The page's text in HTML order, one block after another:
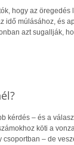
hogy az
idő múlásához, és
azt sugallják,
kérdés – és a
köti a
– de